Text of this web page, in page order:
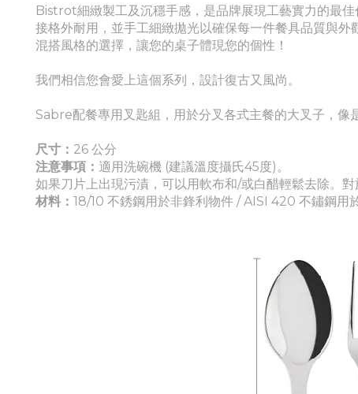
Bistrot細緻製工及沉穩手感，是品牌展現工藝實力的最佳
接格外耐用，並手工細緻拋光以確保每一件餐具品質與
混搭風格的選擇，讓您的桌子體現您的個性！
我們相信您會愛上這個系列，設計復古又風尚。
Sabre配餐專用叉匙組，用於分叉各式主餐的大叉子，像
尺寸： 26 公分
注意事項： 適用洗碗機 (建議溫度攝氏45度)。
如果刀片上出現污漬，可以用軟布和/或白醋輕鬆去除。 對
材料： 18/10 不銹鋼用於非鋒利物件 / AISI 420 不鏽鋼用